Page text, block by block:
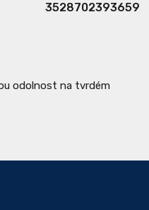
3528702393659
odolnost na tvrdém